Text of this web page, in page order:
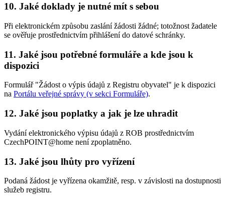
10. Jaké doklady je nutné mít s sebou
Při elektronickém způsobu zaslání žádosti žádné; totožnost žadatele
se ověřuje prostřednictvím přihlášení do datové schránky.
11. Jaké jsou potřebné formuláře a kde jsou k
dispozici
Formulář "Žádost o výpis údajů z Registru obyvatel" je k dispozici
na Portálu veřejné správy (v sekci Formuláře).
12. Jaké jsou poplatky a jak je lze uhradit
Vydání elektronického výpisu údajů z ROB prostřednictvím
CzechPOINT@home není zpoplatněno.
13. Jaké jsou lhůty pro vyřízení
Podaná žádost je vyřízena okamžitě, resp. v závislosti na dostupnosti
služeb registru.